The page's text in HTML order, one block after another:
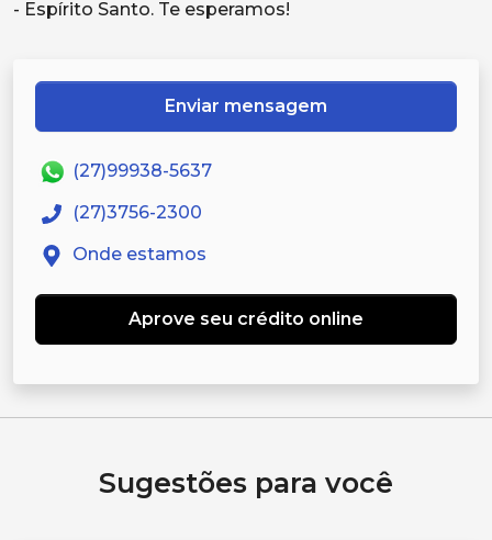
Enviar mensagem
(27)99938-5637
(27)3756-2300
Onde estamos
Aprove seu crédito online
Sugestões para você